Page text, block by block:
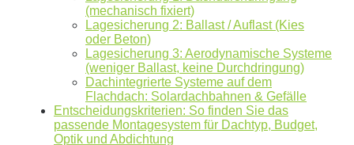
mit den altbewährtennorddeutschen
Tugenden.
Aus der Region, für die Region. Daher arbeiten wir
nur mit regionalen Partnern und exklusiv für unsere
Kunden in Schleswig-Holstein.
Ihre Daten in guten Händen:
(mechanisch fixiert)
Lagesicherung 2: Ballast / Auflast (Kies
oder Beton)
Lagesicherung 3: Aerodynamische Systeme
(weniger Ballast, keine Durchdringung)
Dachintegrierte Systeme auf dem
Flachdach: Solardachbahnen & Gefälle
Entscheidungskriterien: So finden Sie das
passende Montagesystem für Dachtyp, Budget,
Optik und Abdichtung